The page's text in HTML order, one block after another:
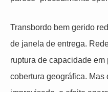
Transbordo bem gerido
de janela de entrega.
ruptura de capacidade
cobertura geográfica. Mas